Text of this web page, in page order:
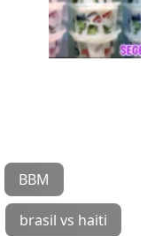
BBM
brasil vs haiti